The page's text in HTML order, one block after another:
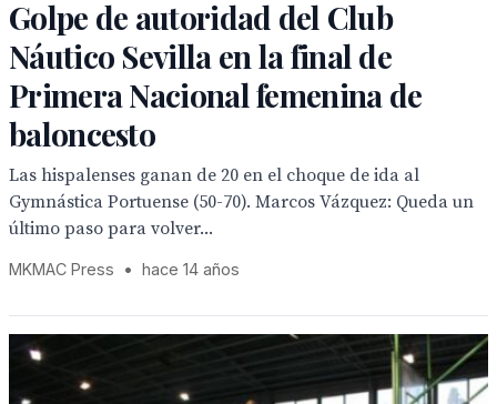
Golpe de autoridad del Club
Náutico Sevilla en la final de
Primera Nacional femenina de
baloncesto
Las hispalenses ganan de 20 en el choque de ida al
Gymnástica Portuense (50-70). Marcos Vázquez: Queda un
último paso para volver...
MKMAC Press • hace 14 años